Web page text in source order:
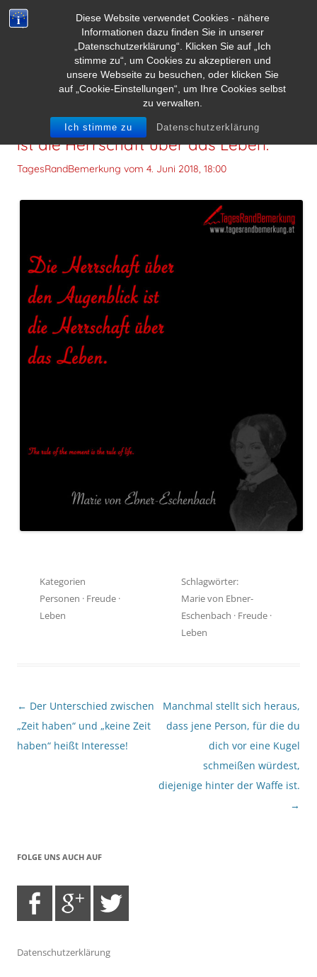
Diese Website verwendet Cookies - nähere
Informationen dazu finden Sie in unserer
„Datenschutzerklärung“. Klicken Sie auf „Ich
stimme zu“, um Cookies zu akzeptieren und
unsere Webseite zu besuchen, oder klicken Sie
auf „Cookie-Einstellungen“, um Ihre Cookies selbst
zu verwalten.
Ich stimme zu Datenschutzerklärung
Die Herrschaft über den Augenblick
ist die Herrschaft über das Leben.
TagesRandBemerkung vom 4. Juni 2018, 18:00
Kategorien
Personen · Freude ·
Leben
Schlagwörter:
Marie von Ebner-
Eschenbach · Freude ·
Leben
Beitragsnavigation
← Der Unterschied zwischen
„Zeit haben“ und „keine Zeit
haben“ heißt Interesse!
Manchmal stellt sich heraus,
dass jene Person, für die du
dich vor eine Kugel
schmeißen würdest,
diejenige hinter der Waffe ist.
→
FOLGE UNS AUCH AUF
Datenschutzerklärung